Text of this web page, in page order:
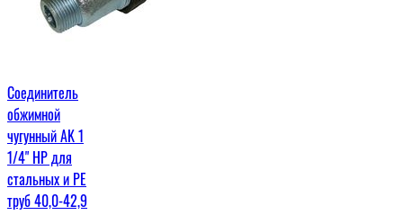
Соединитель
обжимной
чугунный AK 1
1/4" НР для
стальных и PE
труб 40,0-42,9